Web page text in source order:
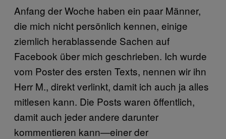
Anfang der Woche haben ein paar Männer,
die mich nicht persönlich kennen, einige
ziemlich herablassende Sachen auf
Facebook über mich geschrieben. Ich wurde
vom Poster des ersten Texts, nennen wir ihn
Herr M., direkt verlinkt, damit ich auch ja alles
mitlesen kann. Die Posts waren öffentlich,
damit auch jeder andere darunter
kommentieren kann—einer der